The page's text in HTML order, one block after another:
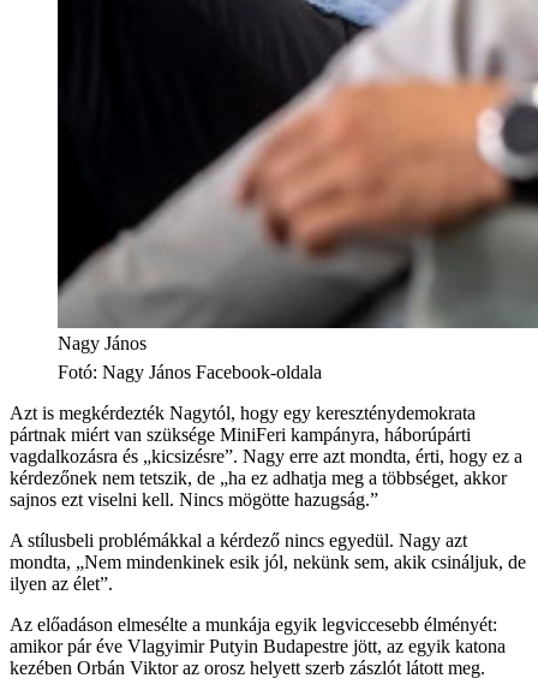
Nagy János
Fotó: Nagy János Facebook-oldala
Azt is megkérdezték Nagytól, hogy egy kereszténydemokrata
pártnak miért van szüksége MiniFeri kampányra, háborúpárti
vagdalkozásra és „kicsizésre”. Nagy erre azt mondta, érti, hogy ez a
kérdezőnek nem tetszik, de „ha ez adhatja meg a többséget, akkor
sajnos ezt viselni kell. Nincs mögötte hazugság.”
A stílusbeli problémákkal a kérdező nincs egyedül. Nagy azt
mondta, „Nem mindenkinek esik jól, nekünk sem, akik csináljuk, de
ilyen az élet”.
Az előadáson elmesélte a munkája egyik legviccesebb élményét:
amikor pár éve Vlagyimir Putyin Budapestre jött, az egyik katona
kezében Orbán Viktor az orosz helyett szerb zászlót látott meg.